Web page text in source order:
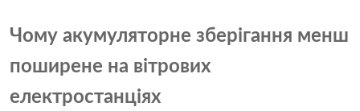
Чому акумуляторне зберігання менш
поширене на вітрових
електростанціях